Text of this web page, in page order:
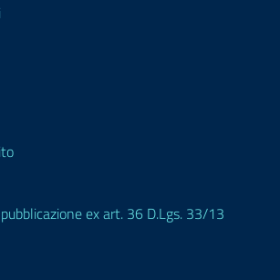
ex art. 36 D.Lgs. 33/13